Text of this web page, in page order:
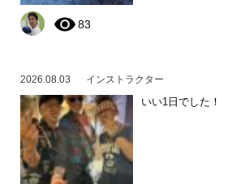
83
2026.08.03 インストラクター
いい1日でした！